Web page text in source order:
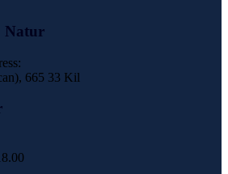
Natur
665 33 Kil